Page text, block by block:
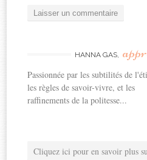
HANNA GAS,
Passionnée par les subtilités de
les règles de savoir-vivre, et les
raffinements de la politesse...
Cliquez ici pour en savoir plus